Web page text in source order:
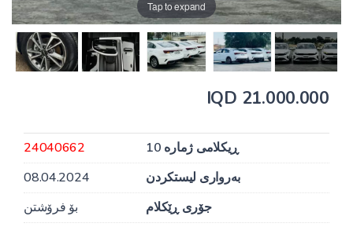
Tap to expand
21.000.000 IQD
ڕیکلامی ژمارە 10
24040662
بەرواری لیستکردن
08.04.2024
جۆری ڕێکلام
بۆ فرۆشتن